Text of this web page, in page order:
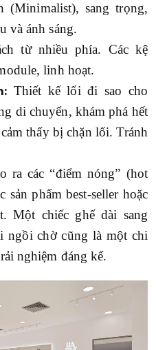
sang trọng,
và ánh sáng.
từ nhiều phía. Các kệ
linh hoạt.
Thiết kế lối đi sao cho
di chuyển, khám phá hết
thấy bị chặn lối. Tránh
ra các “điểm nóng” (hot
phẩm best-seller hoặc
Một chiếc ghế dài sang
ngồi chờ cũng là một chi
nghiệm đáng kể.